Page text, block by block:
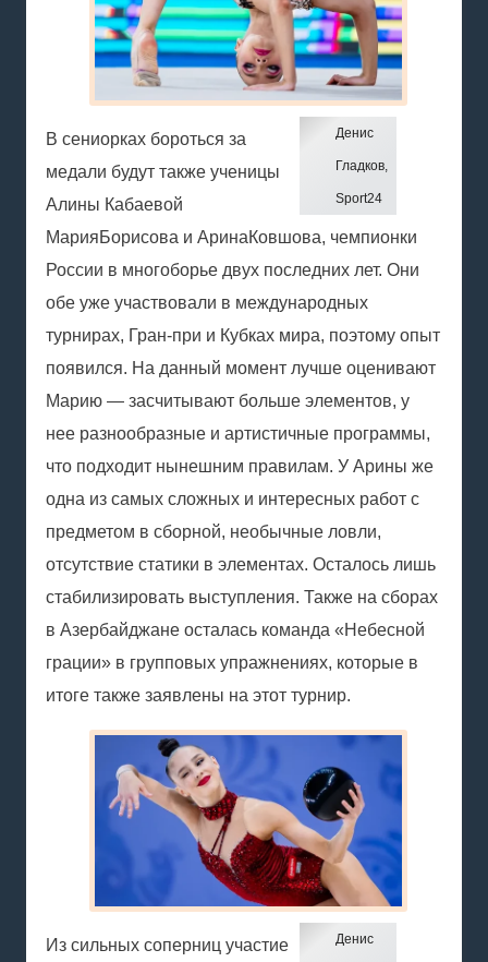
Денис
Гладков,
Sport24
В сениорках бороться за
медали будут также ученицы
Алины Кабаевой
МарияБорисова и АринаКовшова, чемпионки
России в многоборье двух последних лет. Они
обе уже участвовали в международных
турнирах, Гран-при и Кубках мира, поэтому опыт
появился. На данный момент лучше оценивают
Марию — засчитывают больше элементов, у
нее разнообразные и артистичные программы,
что подходит нынешним правилам. У Арины же
одна из самых сложных и интересных работ с
предметом в сборной, необычные ловли,
отсутствие статики в элементах. Осталось лишь
стабилизировать выступления. Также на сборах
в Азербайджане осталась команда «Небесной
грации» в групповых упражнениях, которые в
итоге также заявлены на этот турнир.
Денис
Из сильных соперниц участие